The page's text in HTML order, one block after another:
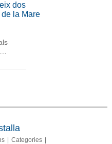
dos
la Mare
Categories